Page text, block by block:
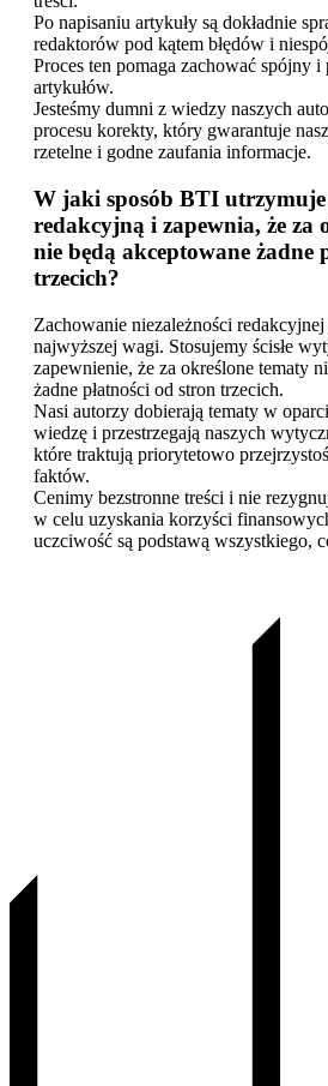
Po napisaniu artykuły są dokładnie
redaktorów pod kątem błędów i
Proces ten pomaga zachować spójny
artykułów.
Jesteśmy dumni z wiedzy naszych
procesu korekty, który gwarantuje
rzetelne i godne zaufania informacje.
W jaki sposób BTI utrzymuje
redakcyjną i zapewnia, że ​​za
nie będą akceptowane żadne
trzecich?
Zachowanie niezależności redakcyjnej
najwyższej wagi. Stosujemy ścisłe
zapewnienie, że za określone tematy
żadne płatności od stron trzecich.
Nasi autorzy dobierają tematy w
wiedzę i przestrzegają naszych
które traktują priorytetowo
faktów.
Cenimy bezstronne treści i nie
w celu uzyskania korzyści
uczciwość są podstawą wszystkiego,